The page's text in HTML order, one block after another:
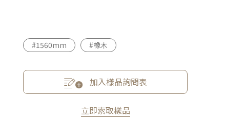
#1560mm #橡木
加入樣品詢問表
立即索取樣品